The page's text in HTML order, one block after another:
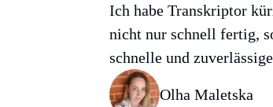
Ich habe Transkriptor
nicht nur schnell fertig,
schnelle und
Olha Maletska